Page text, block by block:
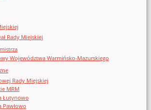
Rady Miejskiej
Województwa Warmińsko-Mazurskiego
Rady Miejskiej
MRM
Łutynowo
Pawłowo